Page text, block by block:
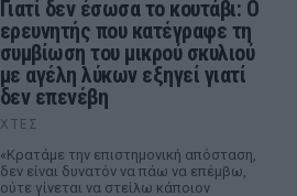
Γιατί δεν έσωσα το κουτάβι: Ο
ερευνητής που κατέγραφε τη
συμβίωση του μικρού σκυλιού
με αγέλη λύκων εξηγεί γιατί
δεν επενέβη
ΧΤΕΣ
«Κρατάμε την επιστημονική απόσταση,
δεν είναι δυνατόν να πάω να επέμβω,
ούτε γίνεται να στείλω κάποιον